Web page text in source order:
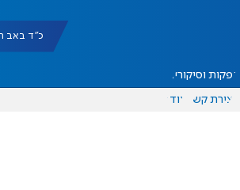
כ"ד באב תשפ"ו
הפקות וסיקורים
יצירת קשר עוד